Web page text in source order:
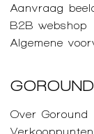
Aanvraag
B2B webshop
Algemene
GOROUND
Over Goround
Verkooppunten